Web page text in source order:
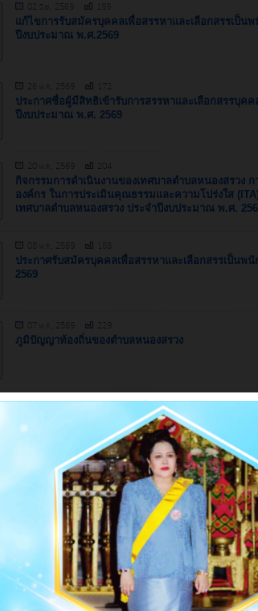
02 มิ.ย., 2569
199
แก้ไขการรับสมัครบุคคลเพื่อสรรหาและเลือกสรรเป็นพ
ปีงบประมาณ พ.ศ.2569
26 พ.ค., 2569
172
ประกาศชื่อผู้มีสิทธิเข้ารับการสรรหาและเลือกสรรบุคค
ปีงบประมาณ พ.ศ. 2569
20 พ.ค., 2569
204
กิจกรรมการดำเนินงานของเทศบาลตำบลหนองสรวง
องค์กร ในการประเมินคุณธรรมและความโปร่งใส
เทศบาลตำบลหนองสรวง ประจำปีงบประมาณ พ.ศ.
08 พ.ค., 2569
188
ประกาศรับสมัครบุคคลเพื่อสรรหาและเลือกสรรเป็นพ
2569
07 พ.ค., 2569
229
ภูมิปัญญาท้องถิ่นของตำบลหนองสรวง
01 พ.ค., 2569
195
การเปลี่ยนแปลงสภาพภูมิอากาศ
01 พ.ค., 2569
206
ประกาศ การขยายกำหนดเวลาดำเนินการตามพระร
สร้าง พ.ศ 2562 ประจำปีภาษี 2569